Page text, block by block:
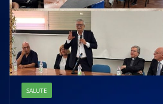
SALUTE